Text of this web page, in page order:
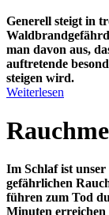
Generell steigt in
man davon aus,
auftretende
steigen wird.
Weiterlesen
Im Schlaf ist unser
gefährlichen
führen zum Tod
Minuten erreichen